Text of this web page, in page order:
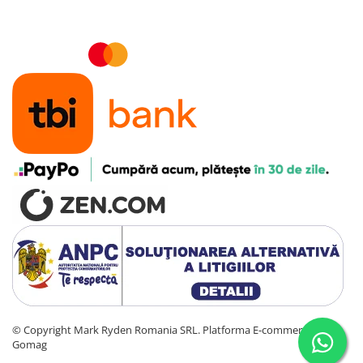
cea mai lunga durata de viata a bateriei de pe piata si este cel mai
silentios generator de mare putere pe care il puteti lua cu dvs.
peste tot.
Portabilitate extinsa. Maner retractabil
Anker PowerHouse 767 aduce energie oriunde aveti nevoie. Cu
roti rezistente de 4,72 inch, puteti transporta aceasta statie
portabila cu usurinta acolo unde mergeti. Dotat cu un maner
retractabil EasyTow™️, calatoriti mult mai usor si evitati ridicarea
inutila a dispozitivului.
Puterea e in mainile tale
Nu trebuie sa te ridici din hamacul confortabil - ai control total
asupra statiei de alimentare portabila Anker Solix F2000 direct
din palma mainii tale prin intermediul smartphone-ului.
Alimentarea non-stop cu UPS
Pastrati cele mai esentiale dispozitive mereu active in timpul unei
pene de curent. Anker Solix F2000 asigura o alimentare continua
ca sursa de alimentare neintrerupta (UPS) cu un timp de
comutare sub 20 ms.
©️ Copyright Mark Ryden Romania SRL. Platforma E-commerce by
Gomag